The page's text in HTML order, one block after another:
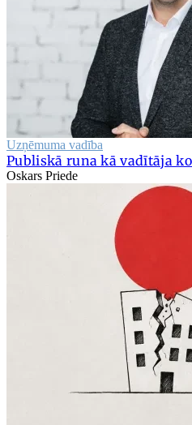
Uzņēmuma vadība
Publiskā runa kā vadītāja
Oskars Priede